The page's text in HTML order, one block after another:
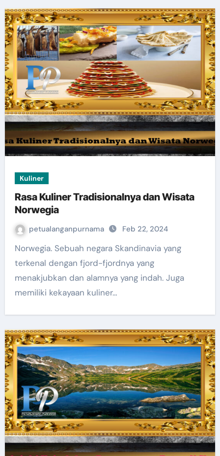
Kuliner
Rasa Kuliner Tradisionalnya dan Wisata
Norwegia
petualanganpurnama Feb 22, 2024
Norwegia. Sebuah negara Skandinavia yang
terkenal dengan fjord-fjordnya yang
menakjubkan dan alamnya yang indah. Juga
memiliki kekayaan kuliner…